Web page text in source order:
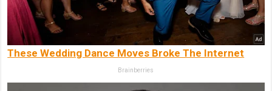
These Wedding Dance Moves Broke The Internet
Brainberries